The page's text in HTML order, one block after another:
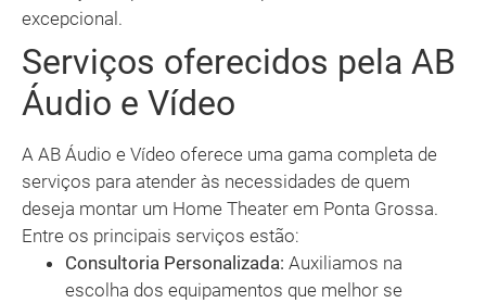
excepcional.
Serviços oferecidos pela AB
Áudio e Vídeo
A AB Áudio e Vídeo oferece uma gama completa de
serviços para atender às necessidades de quem
deseja montar um Home Theater em Ponta Grossa.
Entre os principais serviços estão:
Consultoria Personalizada: Auxiliamos na
escolha dos equipamentos que melhor se